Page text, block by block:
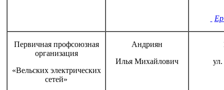
Первичная профсоюзная
организация
«Вельских электрических
сетей»
Андриян
Илья Михайлович